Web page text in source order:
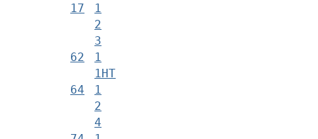
17
1
2
3
62
1
1НТ
64
1
2
4